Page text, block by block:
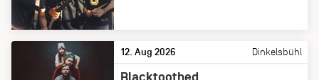
Dinkelsbühl
12. Aug 2026
Blacktoothed